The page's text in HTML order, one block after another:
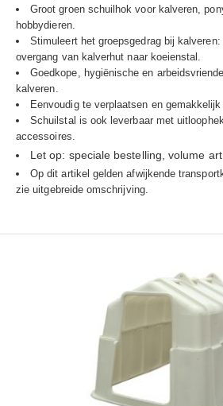
Groot groen schuilhok voor kalveren,
hobbydieren.
Stimuleert het groepsgedrag bij
overgang van kalverhut naar koeienstal.
Goedkope, hygiënische en
kalveren.
Eenvoudig te verplaatsen en
Schuilstal is ook leverbaar met
accessoires.
Let op: speciale bestelling, volume
Op dit artikel gelden afwijkende
zie uitgebreide omschrijving.